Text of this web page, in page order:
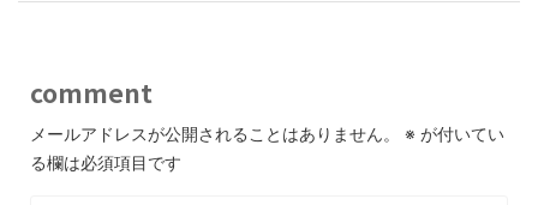
comment
メールアドレスが公開されることはありません。 ※ が付いてい
る欄は必須項目です